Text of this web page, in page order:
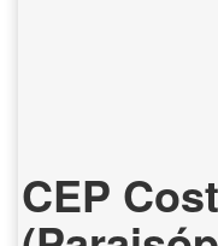
CEP